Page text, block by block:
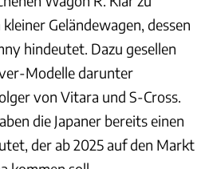
Geländewagen, dessen
hindeutet. Dazu gesellen
Modelle darunter
von Vitara und S-Cross.
die Japaner bereits einen
der ab 2025 auf den Markt